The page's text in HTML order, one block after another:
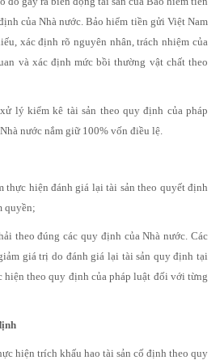
của Nhà nước. Bảo hiểm tiền gửi Việt Nam
xác định rõ nguyên nhân, trách nhiệm của
và xác định mức bồi thường vật chất theo
lý kiểm kê tài sản theo quy định của pháp
nước nắm giữ 100% vốn điều lệ.
thực hiện đánh giá lại tài sản theo quyết định
quyền;
theo đúng các quy định của Nhà nước. Các
giá trị do đánh giá lại tài sản quy định tại
hiện theo quy định của pháp luật đối với từng
hiện trích khấu hao tài sản cố định theo quy